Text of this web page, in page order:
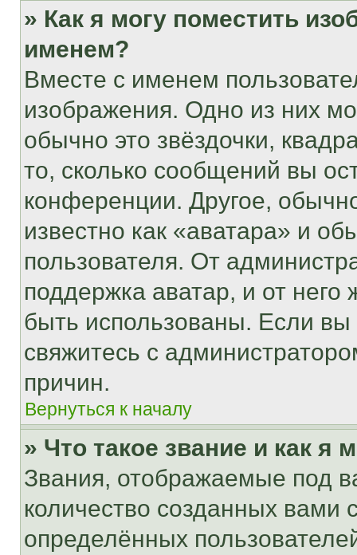
» Как я могу поместить
именем?
Вместе с именем
изображения. Одно из них
обычно это звёздочки,
то, сколько сообщений вы
конференции. Другое,
известно как «аватара» и
пользователя. От
поддержка аватар, и от него
быть использованы. Если
свяжитесь с
причин.
Вернуться к началу
» Что такое звание и как я
Звания, отображаемые под
количество созданных
определённых